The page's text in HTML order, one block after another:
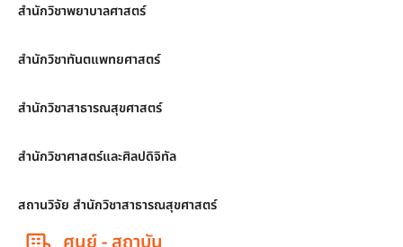
สำนักวิชาพยาบาลศาสตร์
สำนักวิชาทันตแพทยศาสตร์
สำนักวิชาสาธารณสุขศาสตร์
สำนักวิชาศาสตร์และศิลปดิจิทัล
สถานวิจัย สำนักวิชาสาธารณสุขศาสตร์